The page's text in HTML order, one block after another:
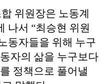
위원장은 노동계
나서 “최승현 위원
동자들을 위해 누구
자의 삶을 누구보다
정책으로 풀어낼